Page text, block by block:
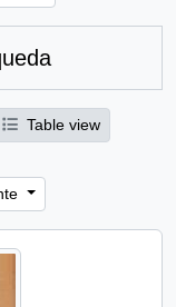
Table view